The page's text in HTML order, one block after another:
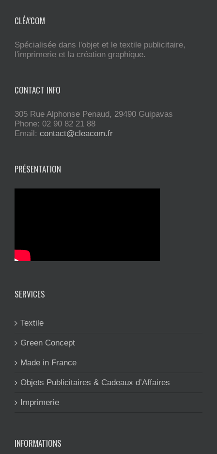
CLÉA’COM
Spécialisée dans l'objet et le textile publicitaire,
l'imprimerie et la création graphique.
CONTACT INFO
305 Rue Alphonse Penaud, 29490 Guipavas
Phone: 02 90 82 21 88
Email: contact@cleacom.fr
PRÉSENTATION
SERVICES
Textile
Green Concept
Made in France
Objets Publicitaires & Cadeaux d’Affaires
Imprimerie
INFORMATIONS